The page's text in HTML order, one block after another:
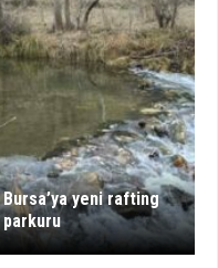
Bursa’ya yeni rafting
parkuru